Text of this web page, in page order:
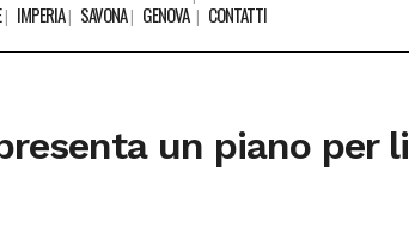
IMPERIA SAVONA GENOVA CONTATTI
un piano per